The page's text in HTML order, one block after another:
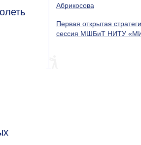
Абрикосова
Первая открытая
сессия МШБиТ НИТУ